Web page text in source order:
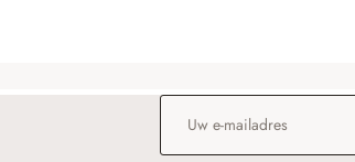
E-mailadres